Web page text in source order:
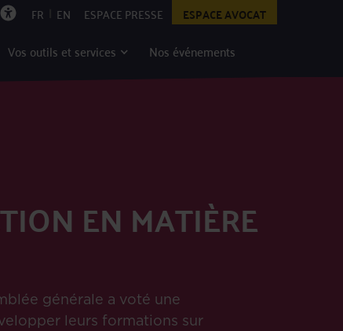
FR EN ESPACE PRESSE ESPACE AVOCAT
Vos outils et services Nos événements
EN MATIÈRE
générale a voté une
leurs formations sur